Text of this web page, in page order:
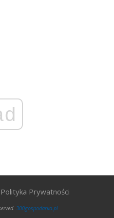
Polityka Prywatności
300gospodarka.pl